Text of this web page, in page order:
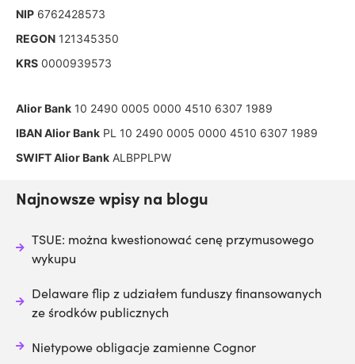
NIP 6762428573
REGON 121345350
KRS 0000939573
Alior Bank 10 2490 0005 0000 4510 6307 1989
IBAN Alior Bank PL 10 2490 0005 0000 4510 6307 1989
SWIFT Alior Bank ALBPPLPW
Najnowsze wpisy na blogu
TSUE: można kwestionować cenę przymusowego
wykupu
Delaware flip z udziałem funduszy finansowanych
ze środków publicznych
Nietypowe obligacje zamienne Cognor